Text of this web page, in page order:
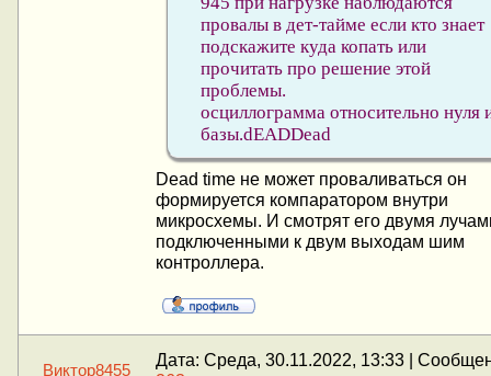
провалы в дет-тайме если кто знает
подскажите куда копать или
прочитать про решение этой
проблемы.
осциллограмма относительно нуля
базы.dEADDead
Dead time не может проваливаться он
формируется компаратором внутри
микросхемы. И смотрят его двумя
подключенными к двум выходам шим
контроллера.
Виктор8455
Дата: Среда, 30.11.2022, 13:33 |